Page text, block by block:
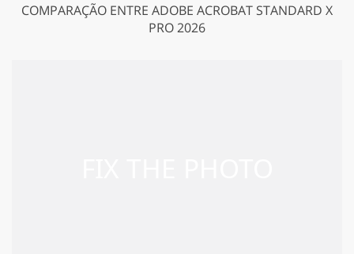
COMPARAÇÃO ENTRE ADOBE ACROBAT STANDARD X
PRO 2026